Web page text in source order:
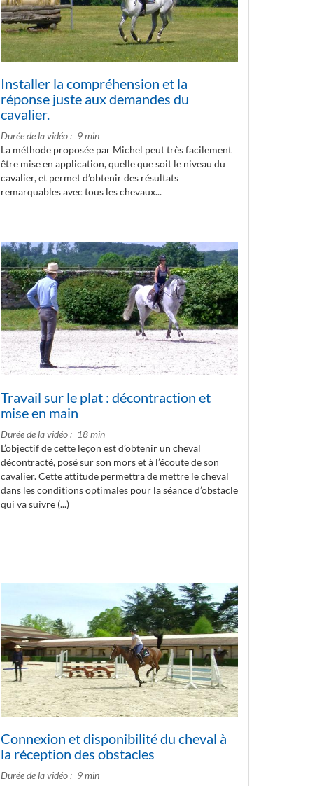
Installer la compréhension et la
réponse juste aux demandes du
cavalier.
Durée de la vidéo
9 min
La méthode proposée par Michel peut très facilement
être mise en application, quelle que soit le niveau du
cavalier, et permet d’obtenir des résultats
remarquables avec tous les chevaux...
Travail sur le plat : décontraction et
mise en main
Durée de la vidéo
18 min
L’objectif de cette leçon est d’obtenir un cheval
décontracté, posé sur son mors et à l’écoute de son
cavalier. Cette attitude permettra de mettre le cheval
dans les conditions optimales pour la séance d’obstacle
qui va suivre (...)
Connexion et disponibilité du cheval à
la réception des obstacles
Durée de la vidéo
9 min